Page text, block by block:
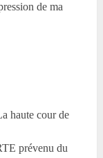
de ma
haute cour de
prévenu du